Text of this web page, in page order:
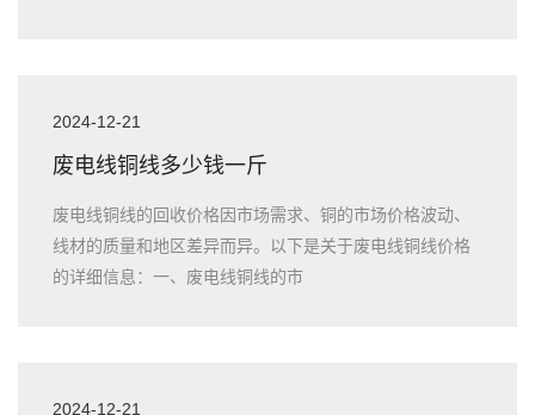
2024-12-21
废电线铜线多少钱一斤
废电线铜线的回收价格因市场需求、铜的市场价格波动、
线材的质量和地区差异而异。以下是关于废电线铜线价格
的详细信息：一、废电线铜线的市
2024-12-21